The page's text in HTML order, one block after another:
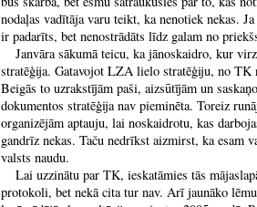
nodaļas vadītāja varu teikt, ka nenotiek nekas.
ir padarīts, bet nenostrādāts līdz galam no
Janvāra sākumā teicu, ka jānoskaidro, kur
stratēģija. Gatavojot LZA lielo stratēģiju, no TK
Beigās to uzrakstījām paši, aizsūtījām un
dokumentos stratēģija nav pieminēta. Toreiz
organizējām aptauju, lai noskaidrotu, kas
gandrīz nekas. Taču nedrīkst aizmirst, ka esam
valsts naudu.
Lai uzzinātu par TK, ieskatāmies tās
protokoli, bet nekā cita tur nav. Arī jaunāko